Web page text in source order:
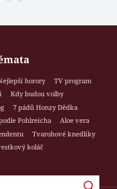
horory
TV program
Kdy budou volby
7 pádů Honzy Dědka
Pohlreicha
Aloe vera
Tvarohové knedlíky
koláč